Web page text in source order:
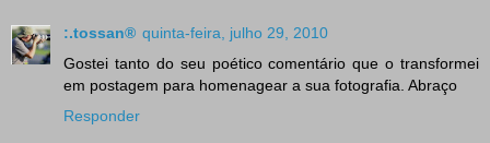
:.tossan® quinta-feira, julho 29, 2010
Gostei tanto do seu poético comentário que o transformei
em postagem para homenagear a sua fotografia. Abraço
Responder